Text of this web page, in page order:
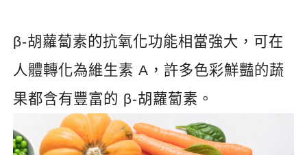
β-胡蘿蔔素的抗氧化功能相當強大，可在
人體轉化為維生素 A ，許多色彩鮮豔的蔬
果都含有豐富的 β-胡蘿蔔素。